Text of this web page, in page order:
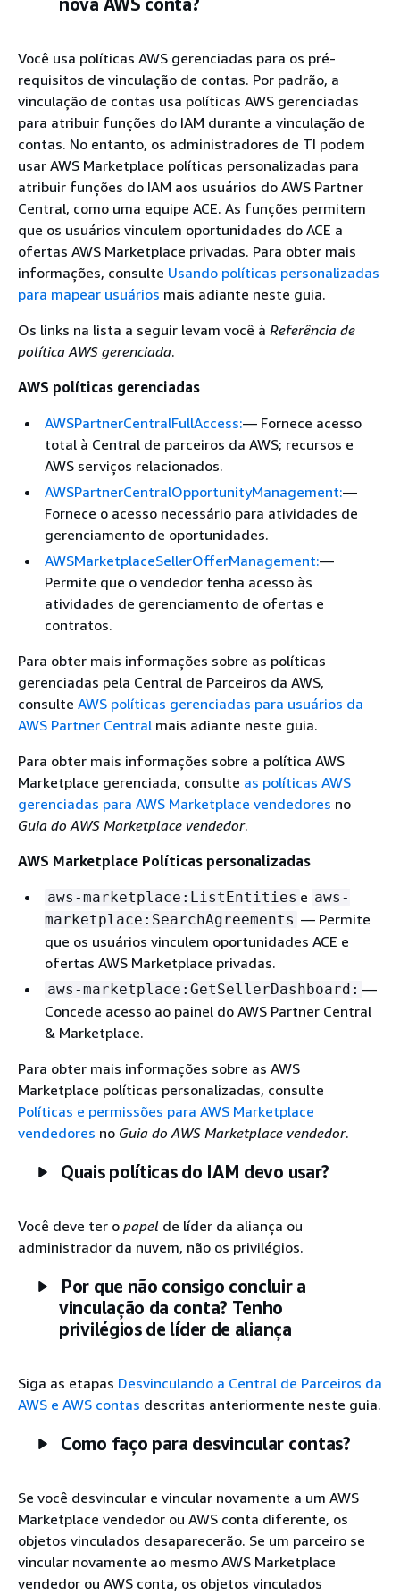
Você usa políticas AWS gerenciadas para os pré-
requisitos de vinculação de contas. Por padrão, a
vinculação de contas usa políticas AWS gerenciadas
para atribuir funções do IAM durante a vinculação de
contas. No entanto, os administradores de TI podem
usar AWS Marketplace políticas personalizadas para
atribuir funções do IAM aos usuários do AWS Partner
Central, como uma equipe ACE. As funções permitem
que os usuários vinculem oportunidades do ACE a
ofertas AWS Marketplace privadas. Para obter mais
informações, consulte Usando políticas personalizadas
para mapear usuários mais adiante neste guia.
Os links na lista a seguir levam você à Referência de
política AWS gerenciada.
AWS políticas gerenciadas
AWSPartnerCentralFullAccess:— Fornece acesso
total à Central de parceiros da AWS; recursos e
AWS serviços relacionados.
AWSPartnerCentralOpportunityManagement:—
Fornece o acesso necessário para atividades de
gerenciamento de oportunidades.
AWSMarketplaceSellerOfferManagement:—
Permite que o vendedor tenha acesso às
atividades de gerenciamento de ofertas e
contratos.
Para obter mais informações sobre as políticas
gerenciadas pela Central de Parceiros da AWS,
consulte AWS políticas gerenciadas para usuários da
AWS Partner Central mais adiante neste guia.
Para obter mais informações sobre a política AWS
Marketplace gerenciada, consulte as políticas AWS
gerenciadas para AWS Marketplace vendedores no
Guia do AWS Marketplace vendedor.
AWS Marketplace Políticas personalizadas
aws-marketplace:ListEntities e aws-
marketplace:SearchAgreements — Permite
que os usuários vinculem oportunidades ACE e
ofertas AWS Marketplace privadas.
aws-marketplace:GetSellerDashboard: —
Concede acesso ao painel do AWS Partner Central
& Marketplace.
Para obter mais informações sobre as AWS
Marketplace políticas personalizadas, consulte
Políticas e permissões para AWS Marketplace
vendedores no Guia do AWS Marketplace vendedor.
Quais políticas do IAM devo usar?
Você deve ter o papel de líder da aliança ou
administrador da nuvem, não os privilégios.
Por que não consigo concluir a
vinculação da conta? Tenho
privilégios de líder de aliança
Siga as etapas Desvinculando a Central de Parceiros da
AWS e AWS contas descritas anteriormente neste guia.
Como faço para desvincular contas?
Se você desvincular e vincular novamente a um AWS
Marketplace vendedor ou AWS conta diferente, os
objetos vinculados desaparecerão. Se um parceiro se
vincular novamente ao mesmo AWS Marketplace
vendedor ou AWS conta, os objetos vinculados